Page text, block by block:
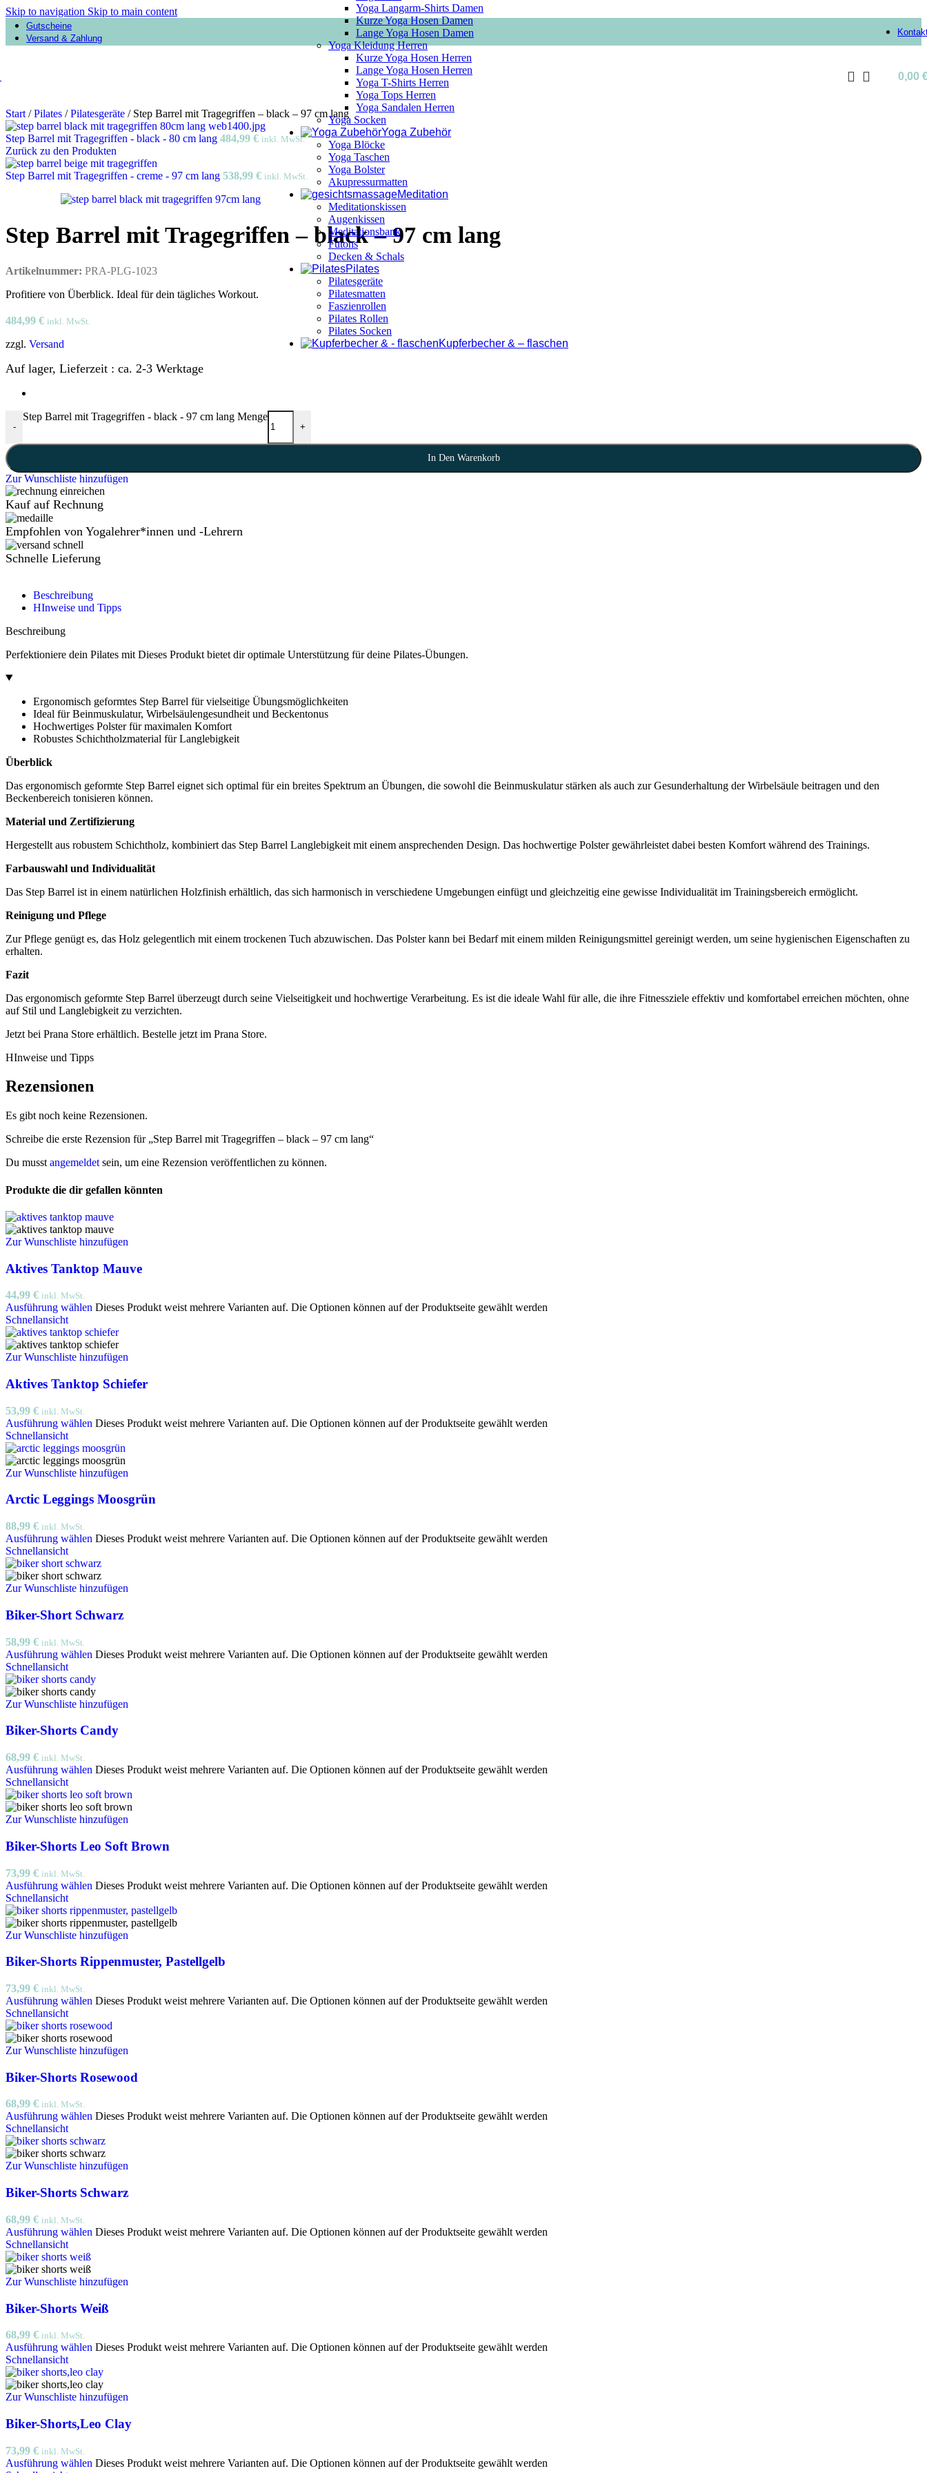
Skip to navigation Skip to main content
Gutscheine
Versand & Zahlung
Yoga Langarm-Shirts Damen
Kurze Yoga Hosen Damen
Lange Yoga Hosen Damen
Yoga Kleidung Herren
Kurze Yoga Hosen Herren
Lange Yoga Hosen Herren
Yoga T-Shirts Herren
Yoga Tops Herren
Yoga Sandalen Herren
Yoga Socken
Yoga Zubehör
Yoga Blöcke
Yoga Taschen
Yoga Bolster
Akupressurmatten
Meditation
Meditationskissen
Augenkissen
Meditationsbank
Futons
Decken & Schals
Pilates
Pilatesgeräte
Pilatesmatten
Faszienrollen
Pilates Rollen
Pilates Socken
Kupferbecher & – flaschen
0,00
Start / Pilates / Pilatesgeräte / Step Barrel mit Tragegriffen – black – 97 cm lang
Step Barrel mit Tragegriffen - black - 80 cm lang 484,99 € inkl. MwSt.
Zurück zu den Produkten
Step Barrel mit Tragegriffen - creme - 97 cm lang 538,99 € inkl. MwSt.
Step Barrel mit Tragegriffen – black – 97 cm lang
Artikelnummer: PRA-PLG-1023
Profitiere von Überblick. Ideal für dein tägliches Workout.
484,99 € inkl. MwSt.
zzgl. Versand
Auf lager, Lieferzeit : ca. 2-3 Werktage
-
Step Barrel mit Tragegriffen - black - 97 cm lang Menge
+
In Den Warenkorb
Zur Wunschliste hinzufügen
Kauf auf Rechnung
Empfohlen von Yogalehrer*innen und -Lehrern
Schnelle Lieferung
Beschreibung
HInweise und Tipps
Beschreibung
Perfektioniere dein Pilates mit Dieses Produkt bietet dir optimale Unterstützung für deine Pilates-Übungen.
Ergonomisch geformtes Step Barrel für vielseitige Übungsmöglichkeiten
Ideal für Beinmuskulatur, Wirbelsäulengesundheit und Beckentonus
Hochwertiges Polster für maximalen Komfort
Robustes Schichtholzmaterial für Langlebigkeit
Überblick
Das ergonomisch geformte Step Barrel eignet sich optimal für ein breites Spektrum an Übungen, die sowohl die Beinmuskulatur stärken als auch zur Gesunderhaltung der Wirbelsäule beitragen und den
Beckenbereich tonisieren können.
Material und Zertifizierung
Hergestellt aus robustem Schichtholz, kombiniert das Step Barrel Langlebigkeit mit einem ansprechenden Design. Das hochwertige Polster gewährleistet dabei besten Komfort während des Trainings.
Farbauswahl und Individualität
Das Step Barrel ist in einem natürlichen Holzfinish erhältlich, das sich harmonisch in verschiedene Umgebungen einfügt und gleichzeitig eine gewisse Individualität im Trainingsbereich ermöglicht.
Reinigung und Pflege
Zur Pflege genügt es, das Holz gelegentlich mit einem trockenen Tuch abzuwischen. Das Polster kann bei Bedarf mit einem milden Reinigungsmittel gereinigt werden, um seine hygienischen Eigenschaften zu
erhalten.
Fazit
Das ergonomisch geformte Step Barrel überzeugt durch seine Vielseitigkeit und hochwertige Verarbeitung. Es ist die ideale Wahl für alle, die ihre Fitnessziele effektiv und komfortabel erreichen möchten, ohne
auf Stil und Langlebigkeit zu verzichten.
Jetzt bei Prana Store erhältlich. Bestelle jetzt im Prana Store.
HInweise und Tipps
Rezensionen
Es gibt noch keine Rezensionen.
Schreibe die erste Rezension für „Step Barrel mit Tragegriffen – black – 97 cm lang“
Du musst angemeldet sein, um eine Rezension veröffentlichen zu können.
Produkte die dir gefallen könnten
Zur Wunschliste hinzufügen
Aktives Tanktop Mauve
44,99 € inkl. MwSt.
Ausführung wählen Dieses Produkt weist mehrere Varianten auf. Die Optionen können auf der Produktseite gewählt werden
Schnellansicht
Zur Wunschliste hinzufügen
Aktives Tanktop Schiefer
53,99 € inkl. MwSt.
Ausführung wählen Dieses Produkt weist mehrere Varianten auf. Die Optionen können auf der Produktseite gewählt werden
Schnellansicht
Zur Wunschliste hinzufügen
Arctic Leggings Moosgrün
88,99 € inkl. MwSt.
Ausführung wählen Dieses Produkt weist mehrere Varianten auf. Die Optionen können auf der Produktseite gewählt werden
Schnellansicht
Zur Wunschliste hinzufügen
Biker-Short Schwarz
58,99 € inkl. MwSt.
Ausführung wählen Dieses Produkt weist mehrere Varianten auf. Die Optionen können auf der Produktseite gewählt werden
Schnellansicht
Zur Wunschliste hinzufügen
Biker-Shorts Candy
68,99 € inkl. MwSt.
Ausführung wählen Dieses Produkt weist mehrere Varianten auf. Die Optionen können auf der Produktseite gewählt werden
Schnellansicht
Zur Wunschliste hinzufügen
Biker-Shorts Leo Soft Brown
73,99 € inkl. MwSt.
Ausführung wählen Dieses Produkt weist mehrere Varianten auf. Die Optionen können auf der Produktseite gewählt werden
Schnellansicht
Zur Wunschliste hinzufügen
Biker-Shorts Rippenmuster, Pastellgelb
73,99 € inkl. MwSt.
Ausführung wählen Dieses Produkt weist mehrere Varianten auf. Die Optionen können auf der Produktseite gewählt werden
Schnellansicht
Zur Wunschliste hinzufügen
Biker-Shorts Rosewood
68,99 € inkl. MwSt.
Ausführung wählen Dieses Produkt weist mehrere Varianten auf. Die Optionen können auf der Produktseite gewählt werden
Schnellansicht
Zur Wunschliste hinzufügen
Biker-Shorts Schwarz
68,99 € inkl. MwSt.
Ausführung wählen Dieses Produkt weist mehrere Varianten auf. Die Optionen können auf der Produktseite gewählt werden
Schnellansicht
Zur Wunschliste hinzufügen
Biker-Shorts Weiß
68,99 € inkl. MwSt.
Ausführung wählen Dieses Produkt weist mehrere Varianten auf. Die Optionen können auf der Produktseite gewählt werden
Schnellansicht
Zur Wunschliste hinzufügen
Biker-Shorts,Leo Clay
73,99 € inkl. MwSt.
Ausführung wählen Dieses Produkt weist mehrere Varianten auf. Die Optionen können auf der Produktseite gewählt werden